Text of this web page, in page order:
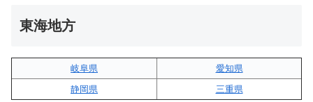
東海地方
岐阜県
愛知県
静岡県
三重県